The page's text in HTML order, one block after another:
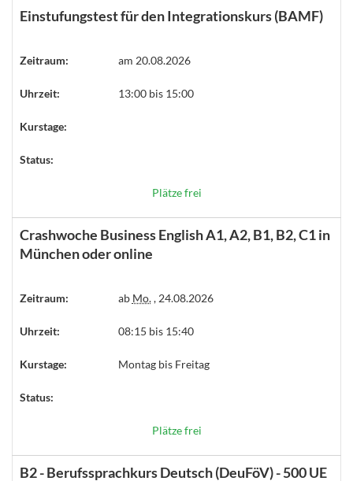
Einstufungstest für den Integrationskurs (BAMF)
Zeitraum: am 20.08.2026
Uhrzeit: 13:00 bis 15:00
Kurstage:
Status:
Plätze frei
Crashwoche Business English A1, A2, B1, B2, C1 in
München oder online
Zeitraum: ab Mo., 24.08.2026
Uhrzeit: 08:15 bis 15:40
Kurstage: Montag bis Freitag
Status:
Plätze frei
B2 - Berufssprachkurs Deutsch (DeuFöV) - 500 UE